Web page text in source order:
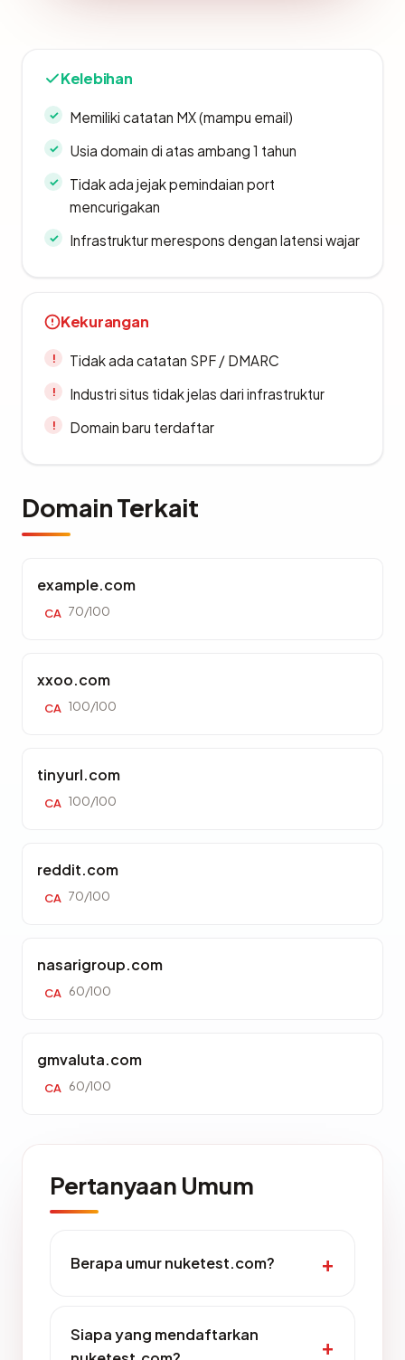
Kelebihan
Memiliki catatan MX (mampu email)
Usia domain di atas ambang 1 tahun
Tidak ada jejak pemindaian port
mencurigakan
Infrastruktur merespons dengan latensi wajar
Kekurangan
Tidak ada catatan SPF / DMARC
Industri situs tidak jelas dari infrastruktur
Domain baru terdaftar
Domain Terkait
example.com
CA 70/100
xxoo.com
CA 100/100
tinyurl.com
CA 100/100
reddit.com
CA 70/100
nasarigroup.com
CA 60/100
gmvaluta.com
CA 60/100
Pertanyaan Umum
Berapa umur nuketest.com?
Siapa yang mendaftarkan